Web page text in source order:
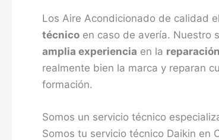
Los Aire Acondicionado de calidad
técnico en caso de avería. Nuestro
amplia experiencia en la
realmente bien la marca y reparan
formación.
Somos un servicio técnico
Somos tu servicio técnico Daikin en